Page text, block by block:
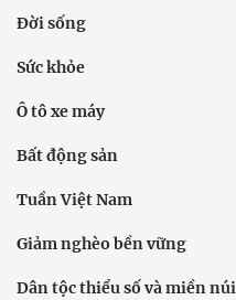
Đời sống
Sức khỏe
Ô tô xe máy
Bất động sản
Tuần Việt Nam
Giảm nghèo bền vững
Dân tộc thiểu số và miền núi